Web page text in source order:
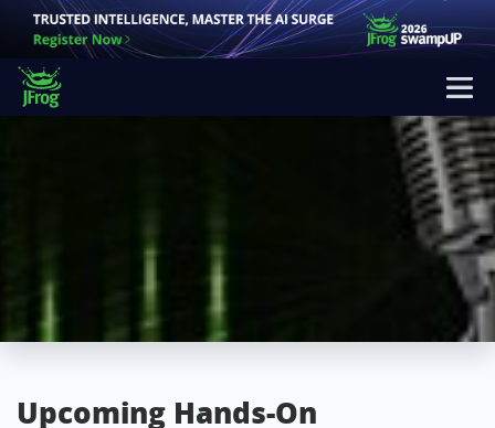
HANDS ON
WORKSHOPS
Upcoming Hands-On